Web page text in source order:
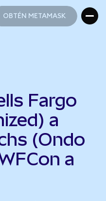
OBTÉN METAMASK
Fargo
a
(Ondo
a